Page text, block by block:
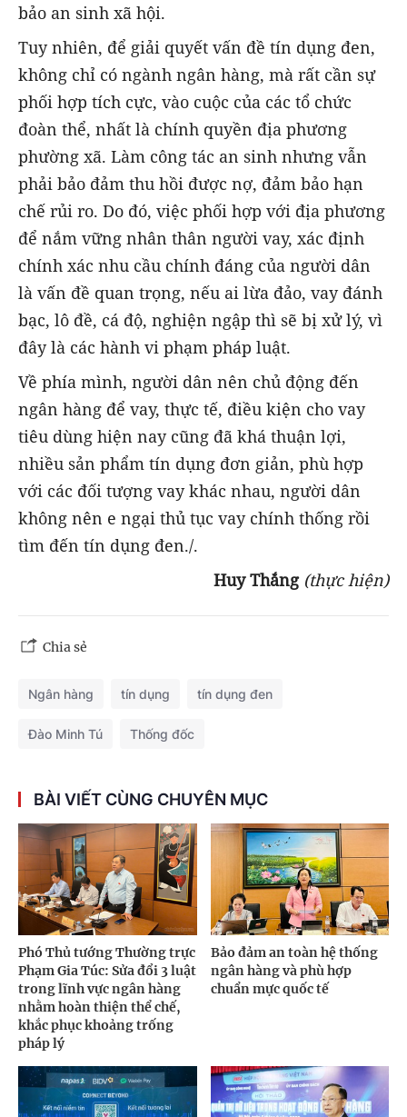
bảo an sinh xã hội.
Tuy nhiên, để giải quyết vấn đề tín dụng đen,
không chỉ có ngành ngân hàng, mà rất cần sự
phối hợp tích cực, vào cuộc của các tổ chức
đoàn thể, nhất là chính quyền địa phương
phường xã. Làm công tác an sinh nhưng vẫn
phải bảo đảm thu hồi được nợ, đảm bảo hạn
chế rủi ro. Do đó, việc phối hợp với địa phương
để nắm vững nhân thân người vay, xác định
chính xác nhu cầu chính đáng của người dân
là vấn đề quan trọng, nếu ai lừa đảo, vay đánh
bạc, lô đề, cá độ, nghiện ngập thì sẽ bị xử lý, vì
đây là các hành vi phạm pháp luật.
Về phía mình, người dân nên chủ động đến
ngân hàng để vay, thực tế, điều kiện cho vay
tiêu dùng hiện nay cũng đã khá thuận lợi,
nhiều sản phẩm tín dụng đơn giản, phù hợp
với các đối tượng vay khác nhau, người dân
không nên e ngại thủ tục vay chính thống rồi
tìm đến tín dụng đen./.
Huy Thắng (thực hiện)
Chia sẻ
Ngân hàng tín dụng tín dụng đen
Đào Minh Tú Thống đốc
BÀI VIẾT CÙNG CHUYÊN MỤC
Phó Thủ tướng Thường trực
Phạm Gia Túc: Sửa đổi 3 luật
trong lĩnh vực ngân hàng
nhằm hoàn thiện thể chế,
khắc phục khoảng trống
pháp lý
Bảo đảm an toàn hệ thống
ngân hàng và phù hợp
chuẩn mực quốc tế